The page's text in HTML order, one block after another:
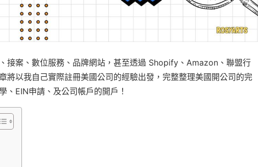
接案、數位服務、品牌網站，甚至透過 Shopify、Amazon、聯盟行
將以我自己實際註冊美國公司的經驗出發，完整整理美國開公司的完
、EIN申請、及公司帳戶的開戶！